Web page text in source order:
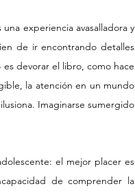
experiencia avasalladora y
de ir encontrando detalles
devorar el libro, como hace
la atención en un mundo
Imaginarse sumergido
el mejor placer es
de comprender la